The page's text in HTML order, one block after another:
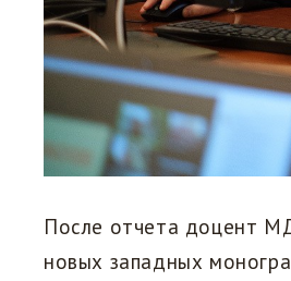
После отчета доцент
новых западных